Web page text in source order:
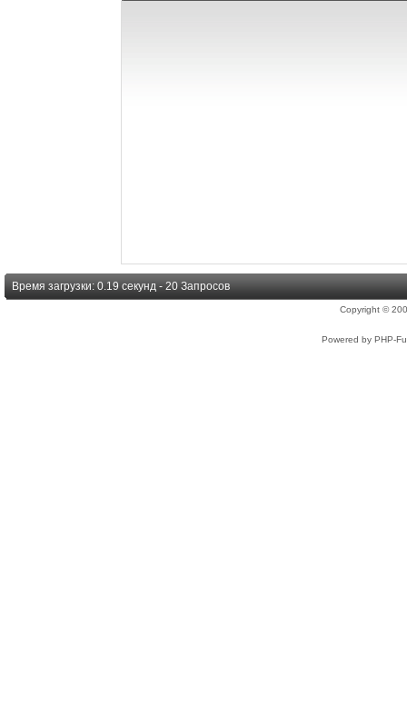
Время загрузки: 0.19 секунд - 20 Запросов
Copyright ©
Powered by PHP-